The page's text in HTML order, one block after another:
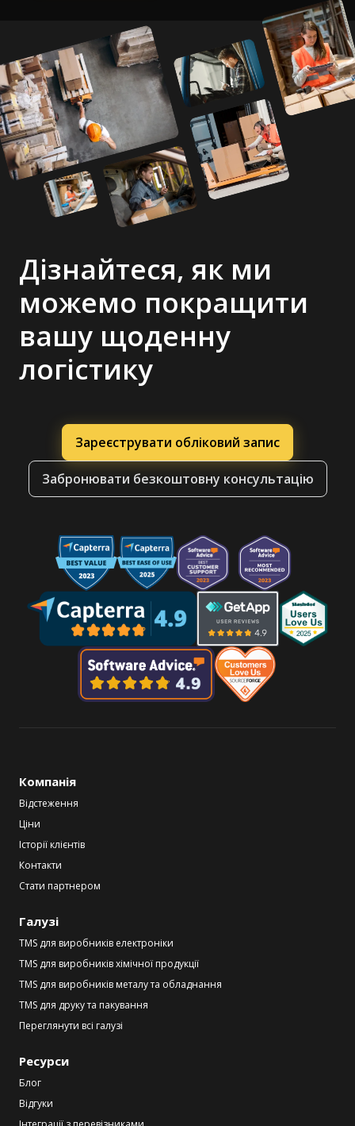
Дізнайтеся, як ми
можемо покращити
вашу щоденну
логістику
Зареєструвати обліковий запис
Забронювати безкоштовну консультацію
Компанія
Відстеження
Ціни
Історії клієнтів
Контакти
Стати партнером
Галузі
TMS для виробників електроніки
TMS для виробників хімічної продукції
TMS для виробників металу та обладнання
TMS для друку та пакування
Переглянути всі галузі
Ресурси
Блог
Відгуки